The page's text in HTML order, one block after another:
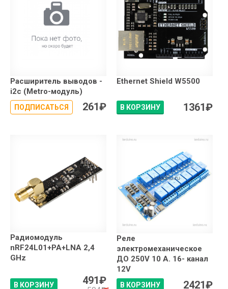
Расширитель выводов -
i2c (Metro-модуль)
ПОДПИСАТЬСЯ 261₽
Ethernet Shield W5500
В КОРЗИНУ 1361₽
Радиомодуль
nRF24L01+PA+LNA 2,4
GHz
В КОРЗИНУ 491₽
Реле
электромеханическое
ДО 250V 10 А. 16- канал
12V
В КОРЗИНУ 2421₽